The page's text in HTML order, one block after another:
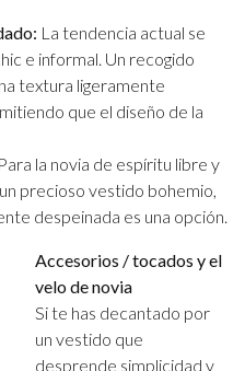
La tendencia actual se
e informal. Un recogido
textura ligeramente
que el diseño de la
Para la novia de espíritu libre y
precioso vestido bohemio,
despeinada es una opción.
Accesorios / tocados y el
velo de novia
Si te has decantado por
un vestido que
desprende simplicidad y